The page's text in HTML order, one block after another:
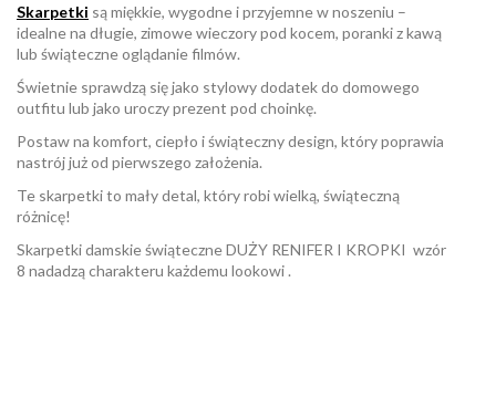
Skarpetki są miękkie, wygodne i przyjemne w noszeniu –
idealne na długie, zimowe wieczory pod kocem, poranki z kawą
lub świąteczne oglądanie filmów.
Świetnie sprawdzą się jako stylowy dodatek do domowego
outfitu lub jako uroczy prezent pod choinkę.
Postaw na komfort, ciepło i świąteczny design, który poprawia
nastrój już od pierwszego założenia.
Te skarpetki to mały detal, który robi wielką, świąteczną
różnicę!
Skarpetki damskie świąteczne DUŻY RENIFER I KROPKI wzór
8 nadadzą charakteru każdemu lookowi .